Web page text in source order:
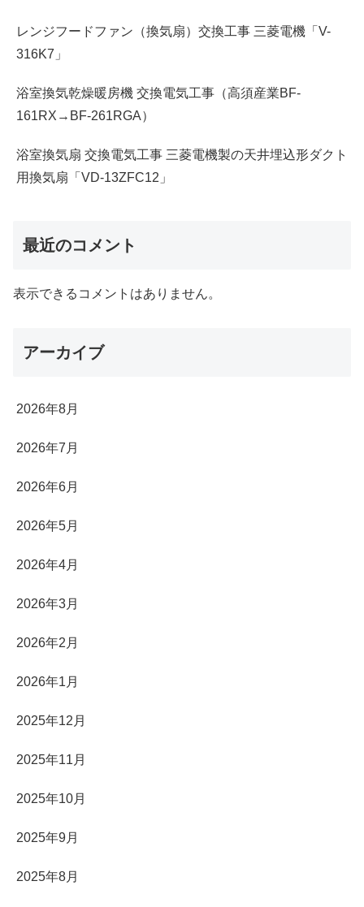
レンジフードファン（換気扇）交換工事 三菱電機「V-
316K7」
浴室換気乾燥暖房機 交換電気工事（高須産業BF-
161RX→BF-261RGA）
浴室換気扇 交換電気工事 三菱電機製の天井埋込形ダクト
用換気扇「VD-13ZFC12」
最近のコメント
表示できるコメントはありません。
アーカイブ
2026年8月
2026年7月
2026年6月
2026年5月
2026年4月
2026年3月
2026年2月
2026年1月
2025年12月
2025年11月
2025年10月
2025年9月
2025年8月